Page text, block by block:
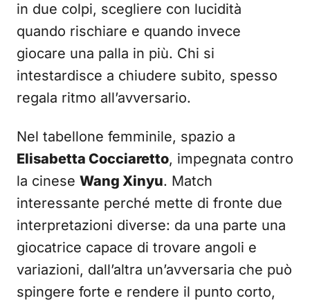
in due colpi, scegliere con lucidità
quando rischiare e quando invece
giocare una palla in più. Chi si
intestardisce a chiudere subito, spesso
regala ritmo all’avversario.
Nel tabellone femminile, spazio a
Elisabetta Cocciaretto, impegnata contro
la cinese Wang Xinyu. Match
interessante perché mette di fronte due
interpretazioni diverse: da una parte una
giocatrice capace di trovare angoli e
variazioni, dall’altra un’avversaria che può
spingere forte e rendere il punto corto,